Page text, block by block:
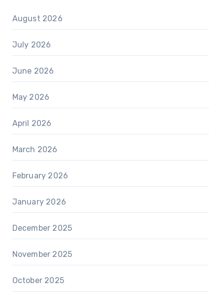
August 2026
July 2026
June 2026
May 2026
April 2026
March 2026
February 2026
January 2026
December 2025
November 2025
October 2025